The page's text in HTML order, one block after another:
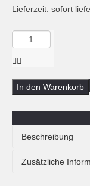
Lieferzeit: sofort
Menge
Agatha
Porto,
Andorinha
In den Warenkorb
Beschreibung
Geschirrtuch
Zusätzliche